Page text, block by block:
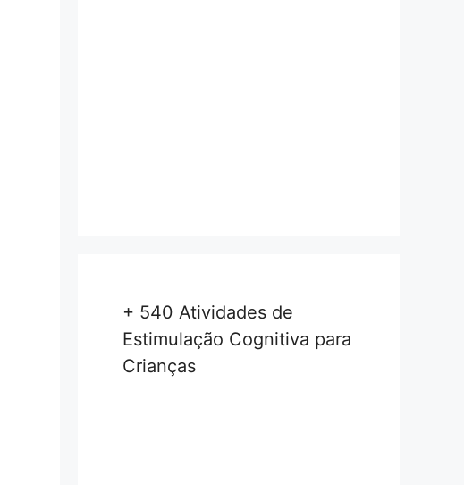
+ 540 Atividades de
Estimulação Cognitiva para
Crianças